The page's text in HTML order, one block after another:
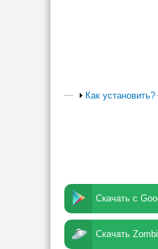
Как установить?
Скачать с
Скачать